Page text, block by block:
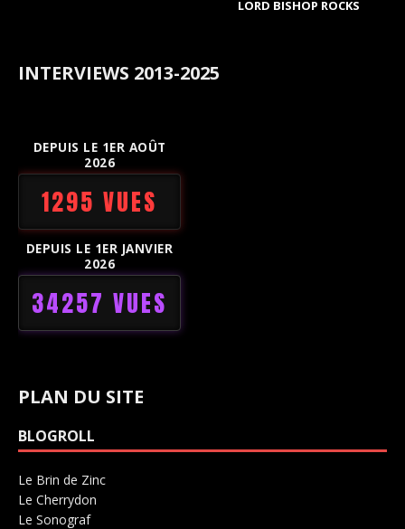
LORD BISHOP ROCKS
INTERVIEWS 2013-2025
DEPUIS LE 1ER AOÛT
2026
1295 VUES
DEPUIS LE 1ER JANVIER
2026
34257 VUES
PLAN DU SITE
BLOGROLL
Le Brin de Zinc
Le Cherrydon
Le SonografSalle de concerts 0